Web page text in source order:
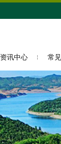
资讯中心 常